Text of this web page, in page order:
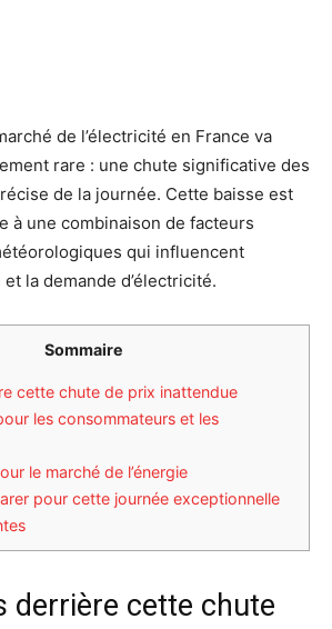
de l’électricité en France va
rare : une chute significative des
de la journée. Cette baisse est
à une combinaison de facteurs
qui influencent
la demande d’électricité.
Sommaire
cette chute de prix inattendue
les consommateurs et les
le marché de l’énergie
pour cette journée exceptionnelle
derrière cette chute